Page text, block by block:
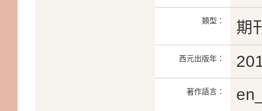
類型： 期
西元出版年：
著作語言：